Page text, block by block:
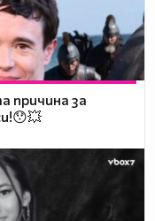
причина за